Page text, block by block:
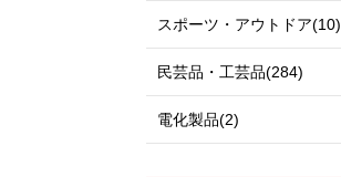
スポーツ・アウトドア(10)
民芸品・工芸品(284)
電化製品(2)